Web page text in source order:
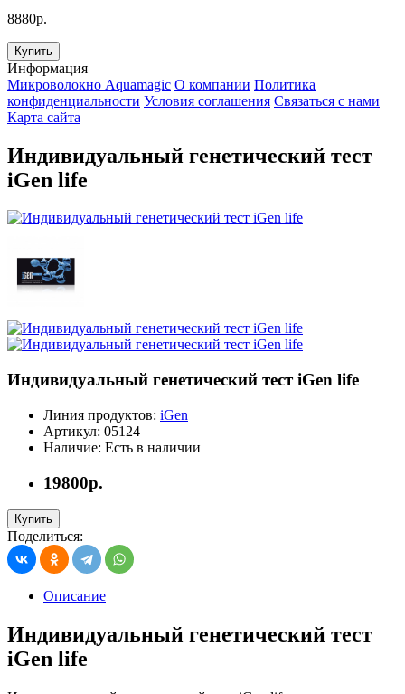
8880р.
Купить
Информация
Микроволокно Aquamagic О компании Политика
конфиденциальности Условия соглашения Связаться с нами
Карта сайта
Индивидуальный генетический тест
iGen life
Индивидуальный генетический тест iGen life
Линия продуктов: iGen
Артикул: 05124
Наличие: Есть в наличии
19800р.
Купить
Поделиться:
Описание
Индивидуальный генетический тест
iGen life